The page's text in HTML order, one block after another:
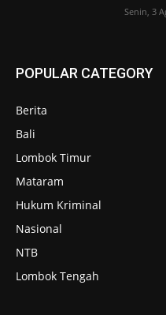
Senin, 3
POPULAR CATEGORY
Berita
Bali
Lombok Timur
Mataram
Hukum Kriminal
Nasional
NTB
Lombok Tengah